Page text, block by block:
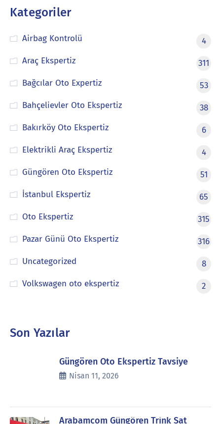
Kategoriler
Airbag Kontrolü
4
Araç Ekspertiz
311
Bağcılar Oto Expertiz
53
Bahçelievler Oto Ekspertiz
38
Bakırköy Oto Ekspertiz
6
Elektrikli Araç Ekspertiz
4
Güngören Oto Ekspertiz
51
İstanbul Ekspertiz
65
Oto Ekspertiz
315
Pazar Günü Oto Ekspertiz
316
Uncategorized
8
Volkswagen oto ekspertiz
2
Son Yazılar
Güngören Oto Ekspertiz Tavsiye
Nisan 11, 2026
Arabamcom Güngören Trink Sat